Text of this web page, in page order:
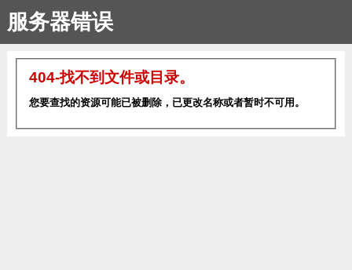
服务器错误
404-找不到文件或目录。
您要查找的资源可能已被删除，已更改名称或者暂时不可用。